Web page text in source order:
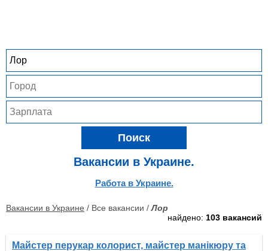
Поиск
Вакансии в Украине.
Работа в Украине.
Вакансии в Украине / Все вакансии /Лор
найдено: 103 вакансий
Майстер перукар колорист, майстер манікюру та